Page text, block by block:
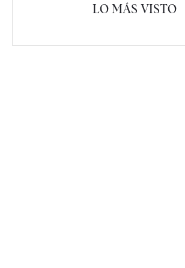
LO MÁS VISTO